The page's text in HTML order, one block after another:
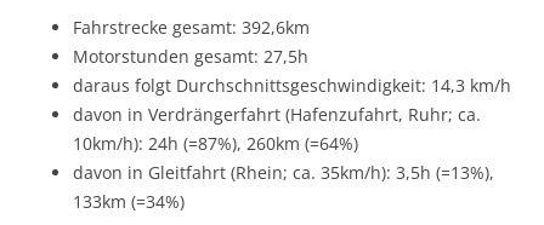
Fahrstrecke gesamt: 392,6km
Motorstunden gesamt: 27,5h
daraus folgt Durchschnittsgeschwindigkeit: 14,3 km/h
davon in Verdrängerfahrt (Hafenzufahrt, Ruhr; ca.
10km/h): 24h (=87%), 260km (=64%)
davon in Gleitfahrt (Rhein; ca. 35km/h): 3,5h (=13%),
133km (=34%)